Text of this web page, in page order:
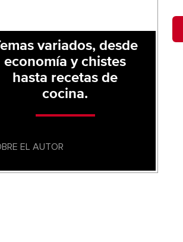
variados, desde
economía y chistes
hasta recetas de
cocina.
EL AUTOR